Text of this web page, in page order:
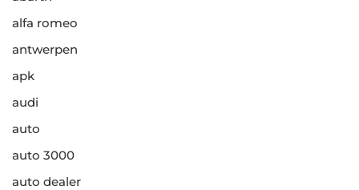
alfa romeo
antwerpen
apk
audi
auto
auto 3000
auto dealer